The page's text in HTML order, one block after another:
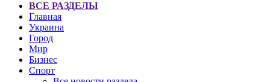
ВСЕ РАЗДЕЛЫ
Главная
Украина
Город
Мир
Бизнес
Спорт